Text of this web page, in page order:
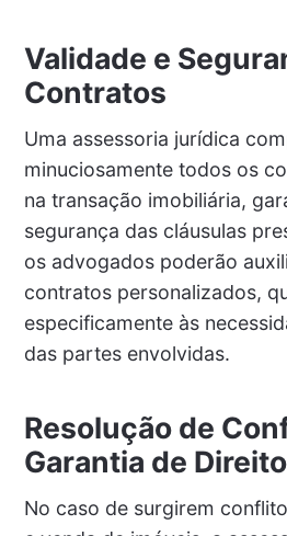
Validade e
Contratos
Uma assessoria jurídica
minuciosamente todos os
na transação imobiliária,
segurança das cláusulas
os advogados poderão
contratos personalizados,
especificamente às
das partes envolvidas.
Resolução de
Garantia de
No caso de surgirem